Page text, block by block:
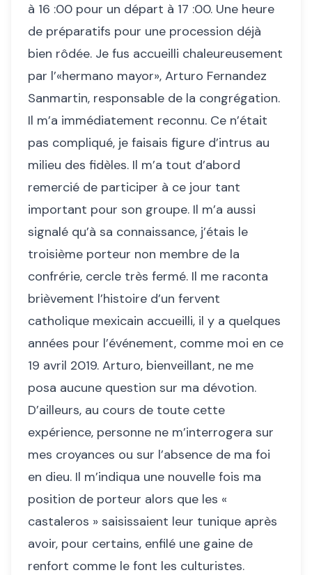
à 16 :00 pour un départ à 17 :00. Une heure
de préparatifs pour une procession déjà
bien rôdée. Je fus accueilli chaleureusement
par l’«hermano mayor», Arturo Fernandez
Sanmartin, responsable de la congrégation.
Il m’a immédiatement reconnu. Ce n’était
pas compliqué, je faisais figure d’intrus au
milieu des fidèles. Il m’a tout d’abord
remercié de participer à ce jour tant
important pour son groupe. Il m’a aussi
signalé qu’à sa connaissance, j’étais le
troisième porteur non membre de la
confrérie, cercle très fermé. Il me raconta
brièvement l’histoire d’un fervent
catholique mexicain accueilli, il y a quelques
années pour l’événement, comme moi en ce
19 avril 2019. Arturo, bienveillant, ne me
posa aucune question sur ma dévotion.
D’ailleurs, au cours de toute cette
expérience, personne ne m’interrogera sur
mes croyances ou sur l’absence de ma foi
en dieu. Il m’indiqua une nouvelle fois ma
position de porteur alors que les «
castaleros » saisissaient leur tunique après
avoir, pour certains, enfilé une gaine de
renfort comme le font les culturistes.